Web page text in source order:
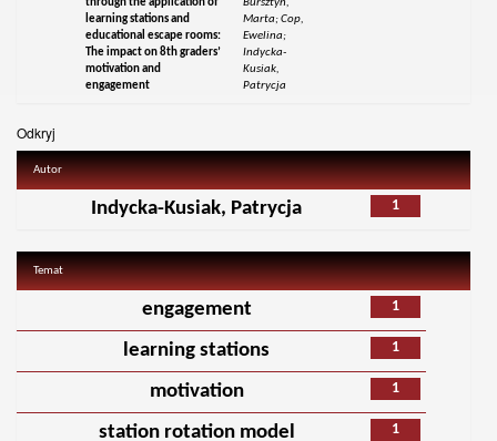
through the application of
learning stations and
educational escape rooms:
The impact on 8th graders’
motivation and
engagement
Bursztyn,
Marta; Cop,
Ewelina;
Indycka-
Kusiak,
Patrycja
Odkryj
Autor
1
Indycka-Kusiak, Patrycja
Temat
1
engagement
1
learning stations
1
motivation
1
station rotation model